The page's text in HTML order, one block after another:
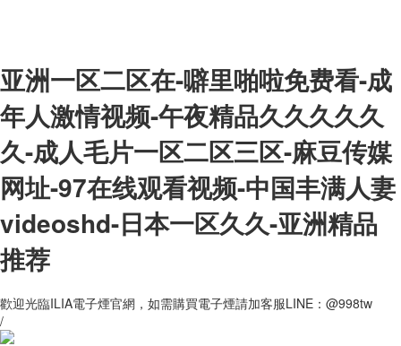
亚洲一区二区在-噼里啪啦免费看-成
年人激情视频-午夜精品久久久久久
久-成人毛片一区二区三区-麻豆传媒
网址-97在线观看视频-中国丰满人妻
videoshd-日本一区久久-亚洲精品
推荐
歡迎光臨ILIA電子煙官網，如需購買電子煙請加客服LINE：@998tw
/